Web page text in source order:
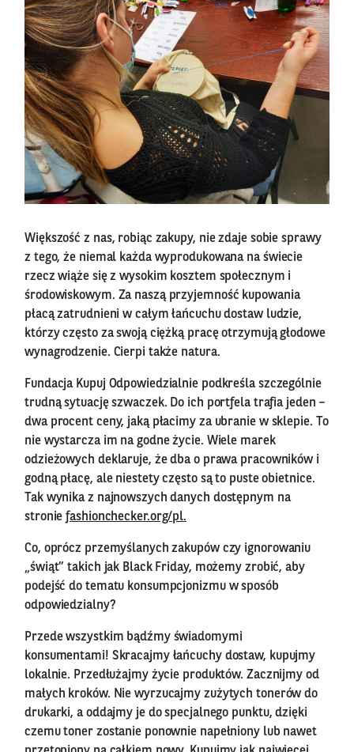
Większość z nas, robiąc zakupy, nie zdaje sobie sprawy
z tego, że niemal każda wyprodukowana na świecie
rzecz wiąże się z wysokim kosztem społecznym i
środowiskowym. Za naszą przyjemność kupowania
płacą zatrudnieni w całym łańcuchu dostaw ludzie,
którzy często za swoją ciężką pracę otrzymują głodowe
wynagrodzenie. Cierpi także natura.
Fundacja Kupuj Odpowiedzialnie podkreśla szczególnie
trudną sytuację szwaczek. Do ich portfela trafia jeden –
dwa procent ceny, jaką płacimy za ubranie w sklepie. To
nie wystarcza im na godne życie. Wiele marek
odzieżowych deklaruje, że dba o prawa pracowników i
godną płacę, ale niestety często są to puste obietnice.
Tak wynika z najnowszych danych dostępnym na
stroniefashionchecker.org/pl.
Co, oprócz przemyślanych zakupów czy ignorowaniu
„świąt” takich jak Black Friday, możemy zrobić, aby
podejść do tematu konsumpcjonizmu w sposób
odpowiedzialny?
Przede wszystkim bądźmy świadomymi
konsumentami! Skracajmy łańcuchy dostaw, kupujmy
lokalnie. Przedłużajmy życie produktów. Zacznijmy od
małych kroków. Nie wyrzucajmy zużytych tonerów do
drukarki, a oddajmy je do specjalnego punktu, dzięki
czemu toner zostanie ponownie napełniony lub nawet